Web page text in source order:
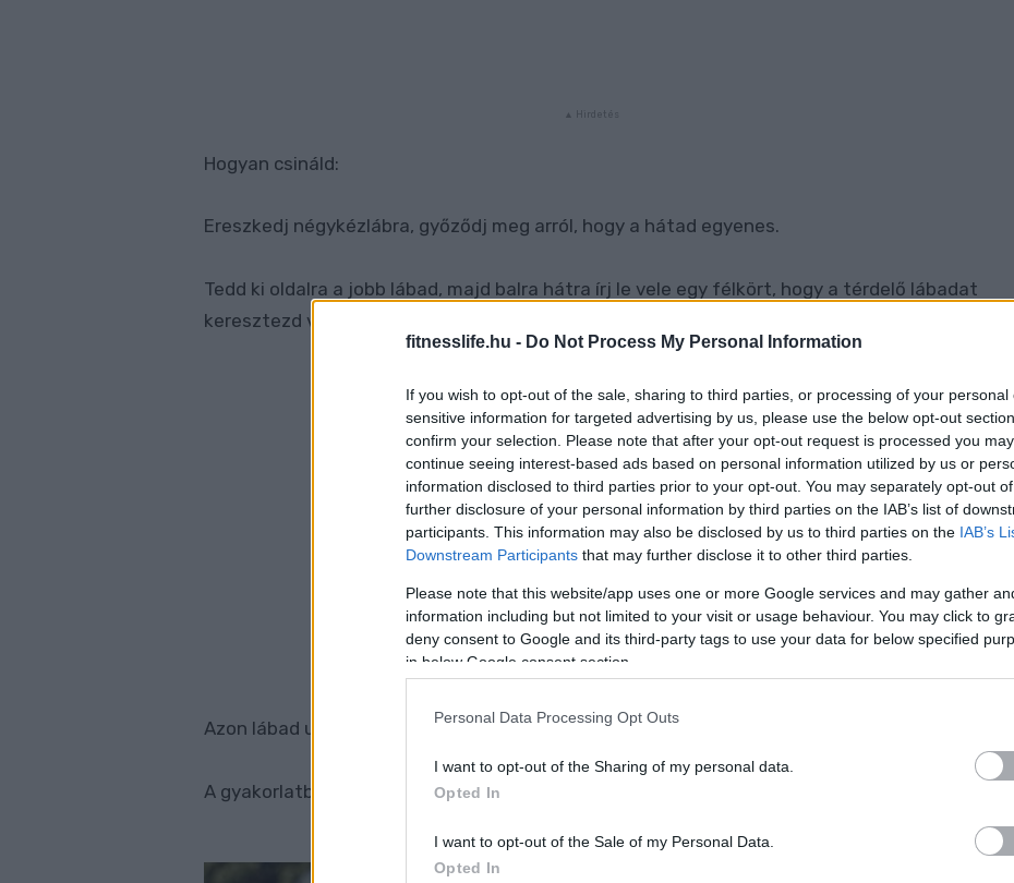
fitnesslife.hu - Do Not Process My Personal Information
If you wish to opt-out of the sale, sharing to third parties, or processing of your personal
sensitive information for targeted advertising by us, please use the below opt-out
confirm your selection. Please note that after your opt-out request is processed you may
continue seeing interest-based ads based on personal information utilized by us or
information disclosed to third parties prior to your opt-out. You may separately opt-out
further disclosure of your personal information by third parties on the IAB’s list of
participants. This information may also be disclosed by us to third parties on the IAB’s
Downstream Participants that may further disclose it to other third parties.
Please note that this website/app uses one or more Google services and may gather
information including but not limited to your visit or usage behaviour. You may click to
deny consent to Google and its third-party tags to use your data for below specified
in below Google consent section.
Personal Data Processing Opt Outs
I want to opt-out of the Sharing of my personal data.
Opted In
I want to opt-out of the Sale of my Personal Data.
Opted In
Hogyan csináld:
Ereszkedj négykézlábra, győződj meg arról, hogy a hátad egyenes.
Tedd ki oldalra a jobb lábad, majd balra hátra írj le vele egy félkört, hogy a térdelő lábadat
keresztezd vele.
Azon lábad ujjai, amin térdelsz érintkezzenek a padlóval.
A gyakorlatból lábanként 20-at ismételj meg.